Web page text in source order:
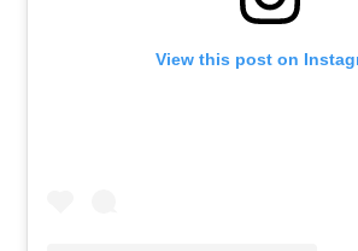
View this post on